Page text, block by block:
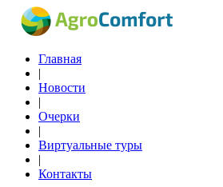
Главная
|
Новости
|
Очерки
|
Виртуальные туры
|
Контакты